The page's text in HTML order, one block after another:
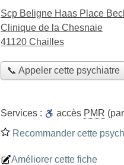
Scp Beligne Haas Place
Clinique de la Chesnaie
41120 Chailles
📞 Appeler cette psychiatre
Services : accès PMR
Recommander cette
Améliorer cette fiche